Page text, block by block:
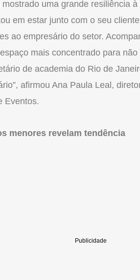
mostrado uma grande resiliência
em estar junto com o seu
ao empresário do setor.
mais concentrado para
rio de academia do Rio de
rio”, afirmou Ana Paula Leal,
Eventos.
menores revelam tendência